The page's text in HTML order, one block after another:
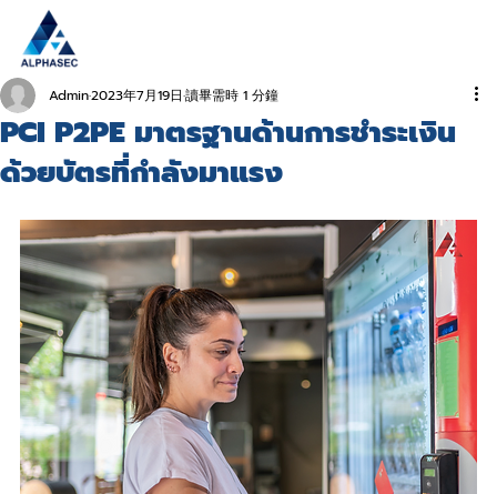
PCI P2PE มาตรฐานด้านการชำระเงิน
ด้วยบัตรที่กำลังมาแรง
Admin2023年7月19日 讀畢需時 1 分鐘